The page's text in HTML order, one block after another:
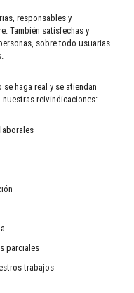
responsables y
También satisfechas y
sobre todo usuarias
haga real y se atiendan
nuestras reivindicaciones:
parciales
trabajos